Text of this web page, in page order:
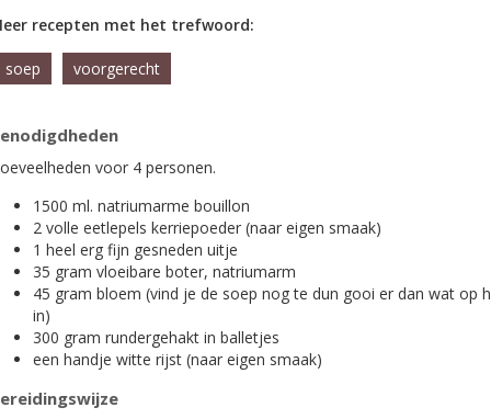
recepten met het trefwoord:
soep voorgerecht
voor 4 personen.
1500 ml. natriumarme bouillon
2 volle eetlepels kerriepoeder (naar eigen smaak)
1 heel erg fijn gesneden uitje
35 gram vloeibare boter, natriumarm
45 gram bloem (vind je de soep nog te dun gooi er dan wat op
in)
300 gram rundergehakt in balletjes
een handje witte rijst (naar eigen smaak)